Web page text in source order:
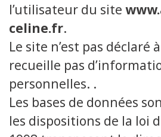
l’utilisateur du site
celine.fr.
Le site n’est pas déclaré
recueille pas
personnelles. .
Les bases de données
les dispositions de la loi